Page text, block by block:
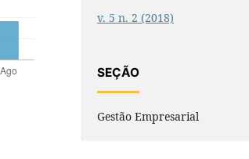
v. 5 n. 2 (2018)
SEÇÃO
Gestão Empresarial